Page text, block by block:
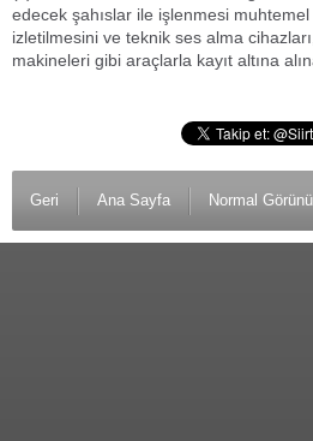
edecek şahıslar ile işlenmesi
izletilmesini ve teknik ses alma
makineleri gibi araçlarla kayıt altına
Geri Ana Sayfa Normal